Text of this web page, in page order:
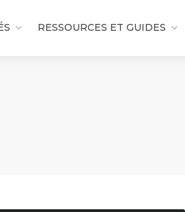
RESSOURCES ET GUIDES